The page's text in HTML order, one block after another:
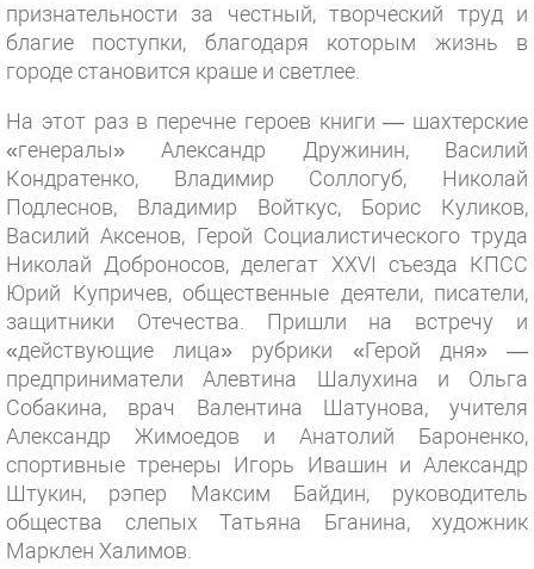
признательности за честный, творческий труд и
благие поступки, благодаря которым жизнь в
городе становится краше и светлее.
На этот раз в перечне героев книги — шахтерские
«генералы» Александр Дружинин, Василий
Кондратенко, Владимир Соллогуб, Николай
Подлеснов, Владимир Войткус, Борис Куликов,
Василий Аксенов, Герой Социалистического труда
Николай Доброносов, делегат XXVI съезда КПСС
Юрий Купричев, общественные деятели, писатели,
защитники Отечества. Пришли на встречу и
«действующие лица» рубрики «Герой дня» —
предприниматели Алевтина Шалухина и Ольга
Собакина, врач Валентина Шатунова, учителя
Александр Жимоедов и Анатолий Бароненко,
спортивные тренеры Игорь Ивашин и Александр
Штукин, рэпер Максим Байдин, руководитель
общества слепых Татьяна Бганина, художник
Марклен Халимов.